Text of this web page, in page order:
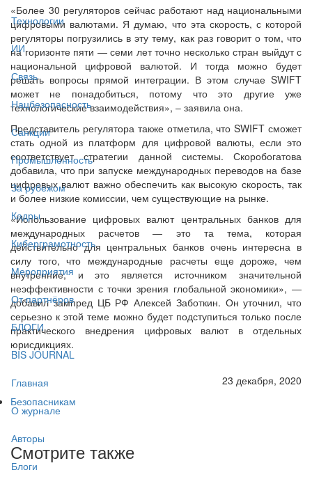
Технологии
ИИ
Связь
Нацбезопасность
Санкции
Промышленность
За рубежом
Кадры
Киберграмотность
Мероприятия
От партнёров
БЛОГИ
BIS JOURNAL
Главная
О журнале
Авторы
Блоги
«Более 30 регуляторов сейчас работают над национальными
цифровыми валютами. Я думаю, что эта скорость, с которой
регуляторы погрузились в эту тему, как раз говорит о том, что
на горизонте пяти — семи лет точно несколько стран выйдут с
национальной цифровой валютой. И тогда можно будет
решать вопросы прямой интеграции. В этом случае SWIFT
может не понадобиться, потому что это другие уже
технологические взаимодействия», – заявила она.
Представитель регулятора также отметила, что SWIFT сможет
стать одной из платформ для цифровой валюты, если это
соответствует стратегии данной системы. Скоробогатова
добавила, что при запуске международных переводов на базе
цифровых валют важно обеспечить как высокую скорость, так
и более низкие комиссии, чем существующие на рынке.
«Использование цифровых валют центральных банков для
международных расчетов — это та тема, которая
действительно для центральных банков очень интересна в
силу того, что международные расчеты еще дороже, чем
внутренние, и это является источником значительной
неэффективности с точки зрения глобальной экономики», —
добавил зампред ЦБ РФ Алексей Заботкин. Он уточнил, что
серьезно к этой теме можно будет подступиться только после
практического внедрения цифровых валют в отдельных
юрисдикциях.
23 декабря, 2020
Безопасникам
Смотрите также